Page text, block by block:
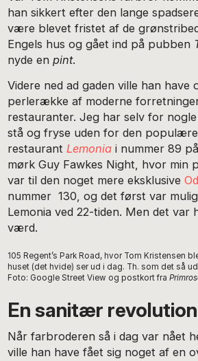
han sikkert efter den lange
være blevet fristet af de
Engels hus og gået ind på pubben
nyde enpint.
Videre ned ad gaden ville han have
perlerække af moderne
restauranter. Jeg har selv for
stå og fryse uden for den
restaurant Lemonia i nummer 89
mørk Guy Fawkes Night, hvor min
var til den noget mere eksklusive
nummer 130, og det først var
Lemonia ved 22-tiden. Men det var
værd.
105 Regent’s Park Road, hvor Tom Kristensen
huset (det hvide) ser ud i dag. Th. som det så
Foto: Google Street View og postkort fra
En sanitær revolution
Når farbroderen så i dag var nået
ville han have fået sig noget af en